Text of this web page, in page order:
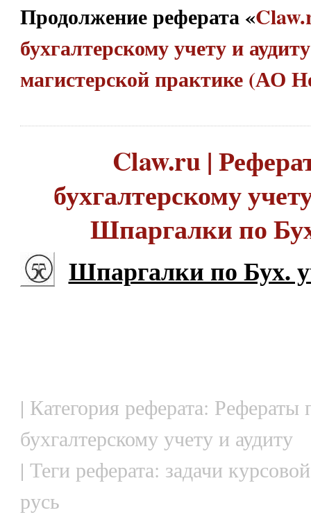
Продолжение реферата «
бухгалтерскому учету и
магистерской практике (АО
Claw.ru |
бухгалтерскому
Шпаргалки по
Шпаргалки по Бух.
| Категория реферата: Рефераты
бухгалтерскому учету и аудиту
| Теги реферата: задачи
русь